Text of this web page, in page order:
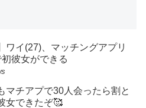
ワイ(27)、マッチングアプリ
彼女ができる
マチアプで30人会ったら割と
女できたぞ🥰